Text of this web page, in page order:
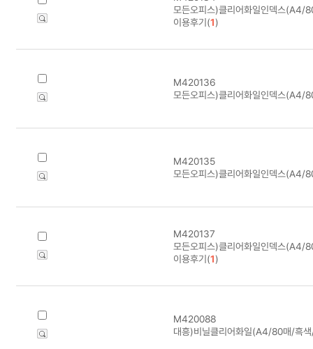
모든오피스)클리어화일인덱스(A4/
이용후기(1)
M420136
모든오피스)클리어화일인덱스(A4/
M420135
모든오피스)클리어화일인덱스(A4/
M420137
모든오피스)클리어화일인덱스(A4/
이용후기(1)
M420088
대흥)비닐클리어화일(A4/80매/흑